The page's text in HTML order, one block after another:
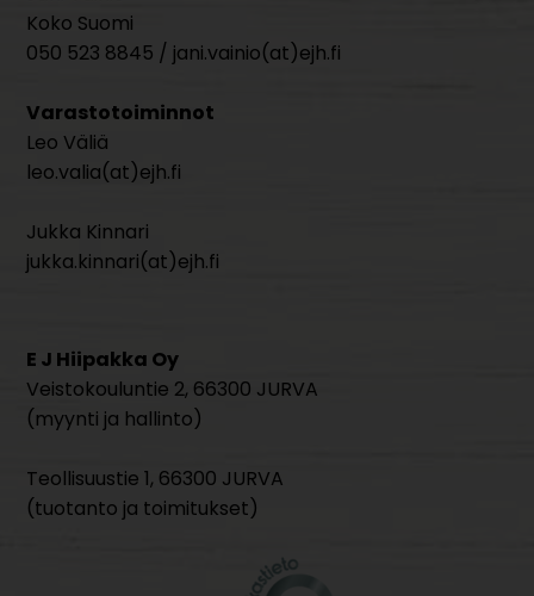
Koko Suomi
050 523 8845 / jani.vainio(at)ejh.fi
Varastotoiminnot
Leo Väliä
leo.valia(at)ejh.fi
Jukka Kinnari
jukka.kinnari(at)ejh.fi
E J Hiipakka Oy
Veistokouluntie 2, 66300 JURVA
(myynti ja hallinto)
Teollisuustie 1, 66300 JURVA
(tuotanto ja toimitukset)